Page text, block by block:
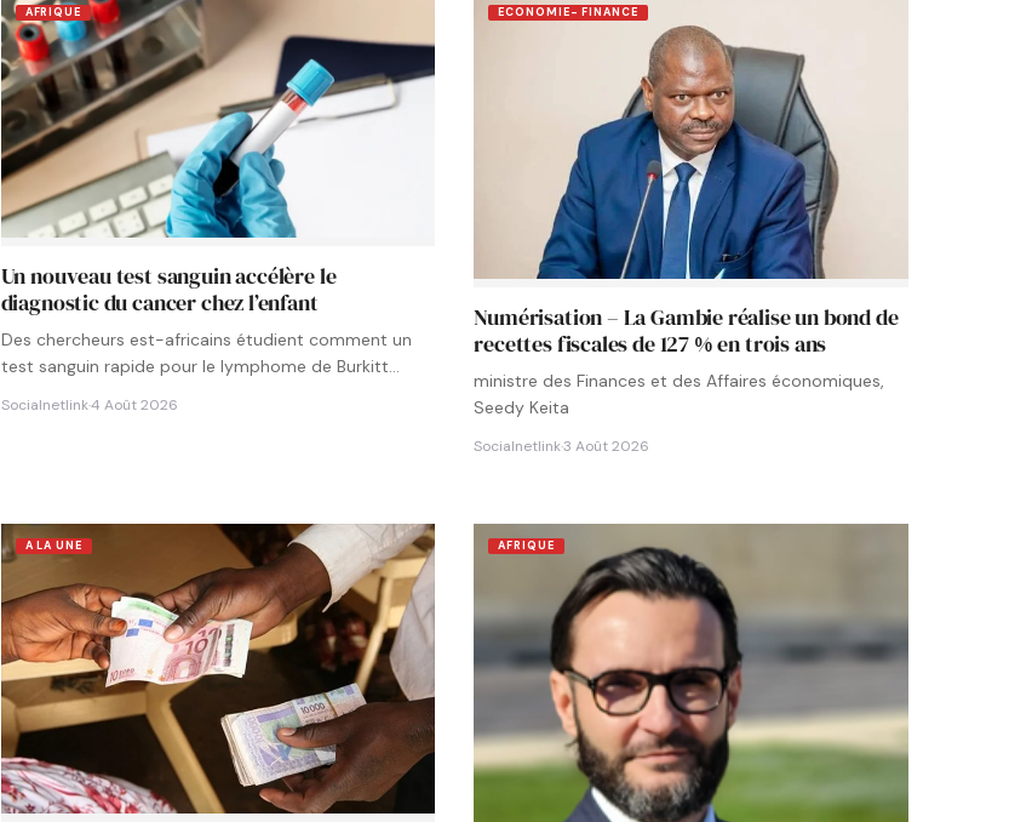
AFRIQUE
Un nouveau test sanguin accélère le
diagnostic du cancer chez l’enfant
Des chercheurs est-africains étudient comment un
test sanguin rapide pour le lymphome de Burkitt
Socialnetlink·4 Août 2026
ECONOMIE- FINANCE
Numérisation – La Gambie réalise un bond de
recettes fiscales de 127 % en trois ans
ministre des Finances et des Affaires économiques,
Seedy Keita
Socialnetlink·3 Août 2026
A LA UNE AFRIQUE